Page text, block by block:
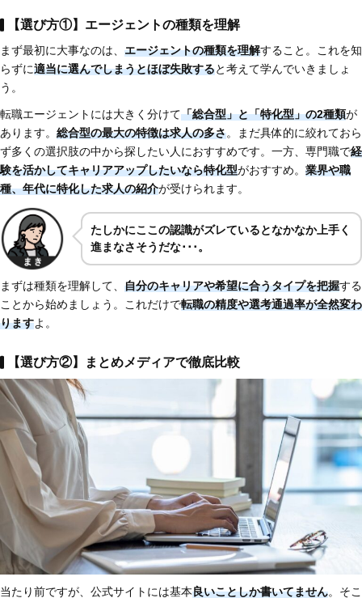
【選び方①】エージェントの種類を理解
まず最初に大事なのは、 エージェントの種類を理解すること。これを知
らずに適当に選んでしまうとほぼ失敗すると考えて学んでいきましょ
う。
転職エージェントには大きく分けて「総合型」と「特化型」の2種類が
あります。 総合型の最大の特徴は求人の多さ。まだ具体的に絞れておら
ず多くの選択肢の中から探したい人におすすめです。一方、専門職で経
験を活かしてキャリアアップしたいなら特化型がおすすめ。 業界や職
種、年代に特化した求人の紹介が受けられます。
たしかにここの認識がズレているとなかなか上手く
進まなさそうだな･･･。
まずは種類を理解して、 自分のキャリアや希望に合うタイプを把握する
ことから始めましょう。これだけで転職の精度や選考通過率が全然変わ
りますよ。
【選び方②】まとめメディアで徹底比較
当たり前ですが、公式サイトには基本良いことしか書いてません。そこ